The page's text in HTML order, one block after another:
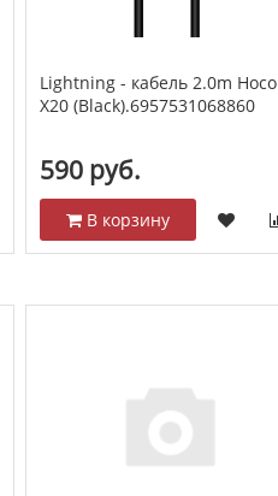
Lightning - кабель 2.0m Hoco
X20 (Black).6957531068860
590 руб.
В корзину